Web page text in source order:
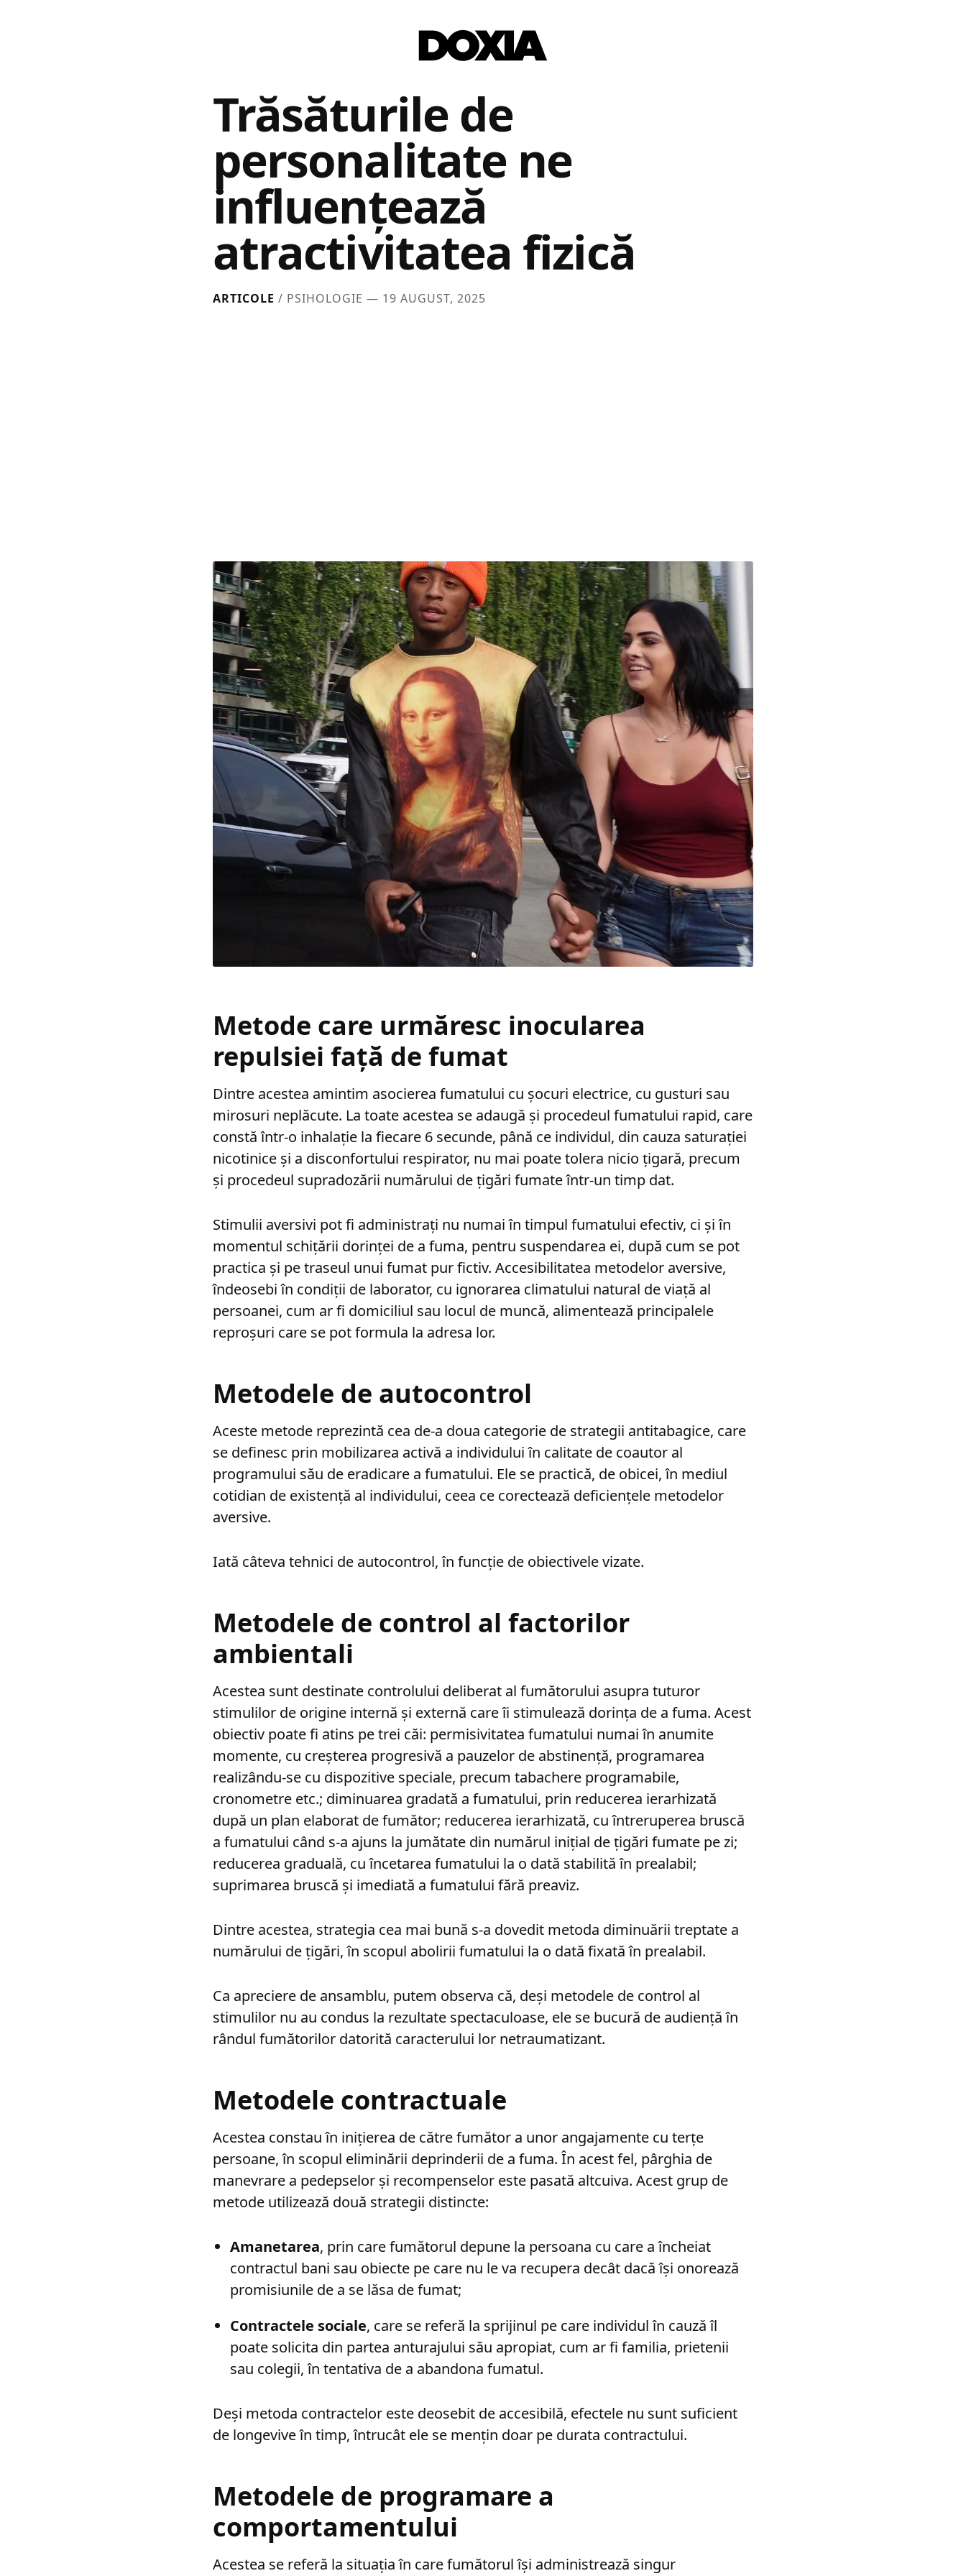
Trăsăturile de
personalitate ne
influenţează
atractivitatea fizică
ARTICOLE / PSIHOLOGIE — 19 AUGUST, 2025
Metode care urmăresc inocularea
repulsiei față de fumat
Dintre acestea amintim asocierea fumatului cu șocuri electrice, cu gusturi sau
mirosuri neplăcute. La toate acestea se adaugă și procedeul fumatului rapid, care
constă într-o inhalație la fiecare 6 secunde, până ce individul, din cauza saturației
nicotinice și a disconfortului respirator, nu mai poate tolera nicio țigară, precum
și procedeul supradozării numărului de țigări fumate într-un timp dat.
Stimulii aversivi pot fi administrați nu numai în timpul fumatului efectiv, ci și în
momentul schițării dorinței de a fuma, pentru suspendarea ei, după cum se pot
practica și pe traseul unui fumat pur fictiv. Accesibilitatea metodelor aversive,
îndeosebi în condiții de laborator, cu ignorarea climatului natural de viață al
persoanei, cum ar fi domiciliul sau locul de muncă, alimentează principalele
reproșuri care se pot formula la adresa lor.
Metodele de autocontrol
Aceste metode reprezintă cea de-a doua categorie de strategii antitabagice, care
se definesc prin mobilizarea activă a individului în calitate de coautor al
programului său de eradicare a fumatului. Ele se practică, de obicei, în mediul
cotidian de existență al individului, ceea ce corectează deficiențele metodelor
aversive.
Iată câteva tehnici de autocontrol, în funcție de obiectivele vizate.
Metodele de control al factorilor
ambientali
Acestea sunt destinate controlului deliberat al fumătorului asupra tuturor
stimulilor de origine internă și externă care îi stimulează dorința de a fuma. Acest
obiectiv poate fi atins pe trei căi: permisivitatea fumatului numai în anumite
momente, cu creșterea progresivă a pauzelor de abstinență, programarea
realizându-se cu dispozitive speciale, precum tabachere programabile,
cronometre etc.; diminuarea gradată a fumatului, prin reducerea ierarhizată
după un plan elaborat de fumător; reducerea ierarhizată, cu întreruperea bruscă
a fumatului când s-a ajuns la jumătate din numărul inițial de țigări fumate pe zi;
reducerea graduală, cu încetarea fumatului la o dată stabilită în prealabil;
suprimarea bruscă și imediată a fumatului fără preaviz.
Dintre acestea, strategia cea mai bună s-a dovedit metoda diminuării treptate a
numărului de țigări, în scopul abolirii fumatului la o dată fixată în prealabil.
Ca apreciere de ansamblu, putem observa că, deși metodele de control al
stimulilor nu au condus la rezultate spectaculoase, ele se bucură de audiență în
rândul fumătorilor datorită caracterului lor netraumatizant.
Metodele contractuale
Acestea constau în inițierea de către fumător a unor angajamente cu terțe
persoane, în scopul eliminării deprinderii de a fuma. În acest fel, pârghia de
manevrare a pedepselor și recompenselor este pasată altcuiva. Acest grup de
metode utilizează două strategii distincte:
Amanetarea, prin care fumătorul depune la persoana cu care a încheiat
contractul bani sau obiecte pe care nu le va recupera decât dacă își onorează
promisiunile de a se lăsa de fumat;
Contractele sociale, care se referă la sprijinul pe care individul în cauză îl
poate solicita din partea anturajului său apropiat, cum ar fi familia, prietenii
sau colegii, în tentativa de a abandona fumatul.
Deși metoda contractelor este deosebit de accesibilă, efectele nu sunt suficient
de longevive în timp, întrucât ele se mențin doar pe durata contractului.
Metodele de programare a
comportamentului
Acestea se referă la situația în care fumătorul își administrează singur